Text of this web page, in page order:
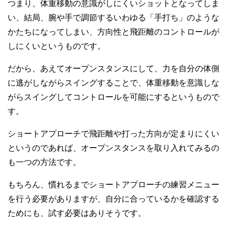
つまり、体重移動の意識がしにくいショットとなってしま
い、結局、腕や手で調節するいわゆる「手打ち」のような
かたちになってしまい、方向性と飛距離のコントロールが
しにくいというものです。
だから、あえてオープンスタンスにして、力を自分の体側
に逃がしながらスイングすることで、体重移動を意識しな
がらスイングしてコントロールを可能にするというもので
す。
ショートアプローチで飛距離や打った方向が定まりにくい
というのであれば、オープンスタンスを取り入れてみるの
も一つの方法です。
もちろん、慣れるまでショートアプローチの練習メニュー
を行う必要がありますが、自分に合っているかを確認する
ためにも、試す必要はありそうです。